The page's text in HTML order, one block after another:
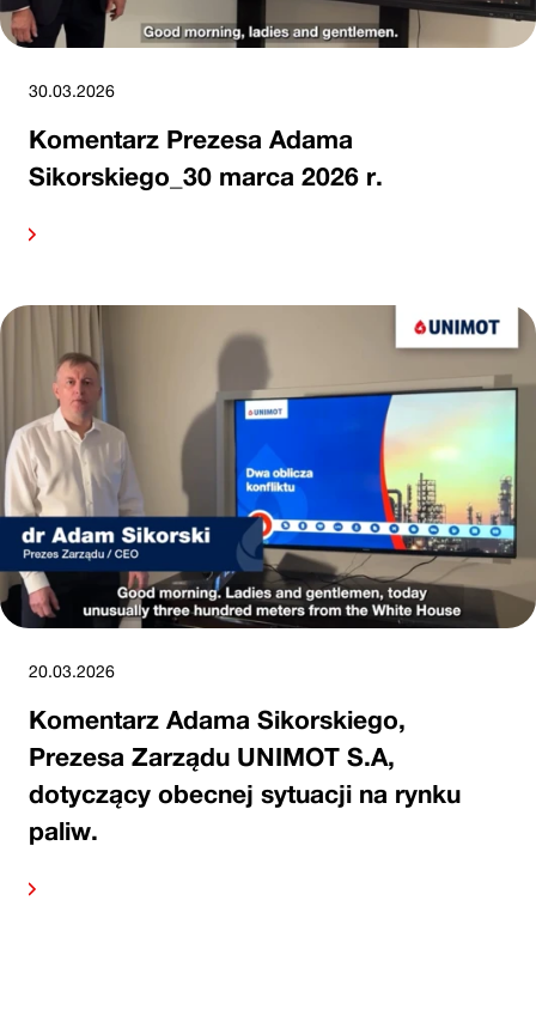
30.03.2026
Komentarz Prezesa Adama
Sikorskiego_30 marca 2026 r.
20.03.2026
Komentarz Adama Sikorskiego,
Prezesa Zarządu UNIMOT S.A,
dotyczący obecnej sytuacji na rynku
paliw.